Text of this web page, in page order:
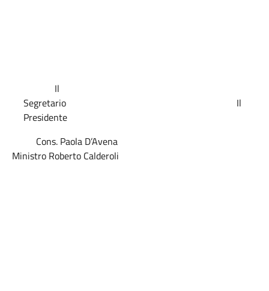
Il
Segretario
Il
Presidente
Cons. Paola D’Avena
Ministro Roberto Calderoli